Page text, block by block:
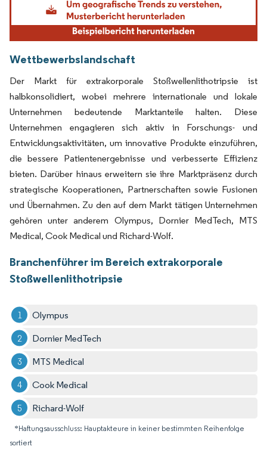
Wettbewerbslandschaft
Der Markt für extrakorporale Stoßwellenlithotripsie ist
halbkonsolidiert, wobei mehrere internationale und lokale
Unternehmen bedeutende Marktanteile halten. Diese
Unternehmen engagieren sich aktiv in Forschungs- und
Entwicklungsaktivitäten, um innovative Produkte einzuführen,
die bessere Patientenergebnisse und verbesserte Effizienz
bieten. Darüber hinaus erweitern sie ihre Marktpräsenz durch
strategische Kooperationen, Partnerschaften sowie Fusionen
und Übernahmen. Zu den auf dem Markt tätigen Unternehmen
gehören unter anderem Olympus, Dornier MedTech, MTS
Medical, Cook Medical und Richard-Wolf.
Branchenführer im Bereich extrakorporale
Stoßwellenlithotripsie
Olympus
Dornier MedTech
MTS Medical
Cook Medical
Richard-Wolf
*Haftungsausschluss: Hauptakteure in keiner bestimmten Reihenfolge
sortiert